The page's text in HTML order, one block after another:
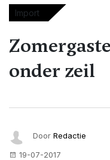
Import
onder zeil
Door Redactie
19-07-2017